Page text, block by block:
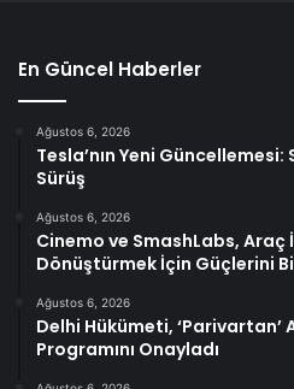
En Güncel Haberler
Ağustos 6, 2026
Tesla’nın Yeni
Sürüş
Ağustos 6, 2026
Cinemo ve SmashLabs, Araç
Dönüştürmek İçin Güçlerini
Ağustos 6, 2026
Delhi Hükümeti,
Programını Onayladı